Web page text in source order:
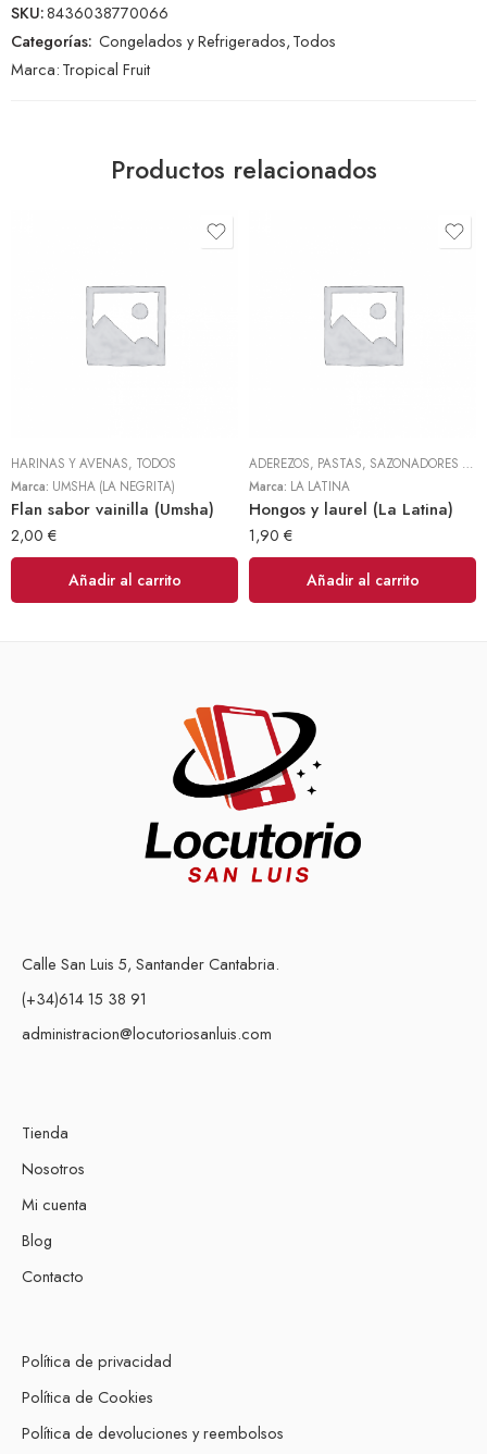
SKU:8436038770066
Categorías: Congelados y Refrigerados,Todos
Marca:Tropical Fruit
Productos relacionados
HARINAS Y AVENAS, TODOS
Marca: UMSHA (LA NEGRITA)
Flan sabor vainilla (Umsha)
2,00 €
Añadir al carrito
ADEREZOS, PASTAS, SAZONADORES Y CONDIMENTOS
Marca: LA LATINA
Hongos y laurel (La Latina)
1,90 €
Añadir al carrito
Calle San Luis 5, Santander Cantabria.
(+34)614 15 38 91
administracion@locutoriosanluis.com
Tienda
Nosotros
Mi cuenta
Blog
Contacto
Política de privacidad
Política de Cookies
Política de devoluciones y reembolsos